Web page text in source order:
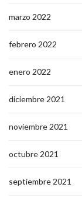
marzo 2022
febrero 2022
enero 2022
diciembre 2021
noviembre 2021
octubre 2021
septiembre 2021